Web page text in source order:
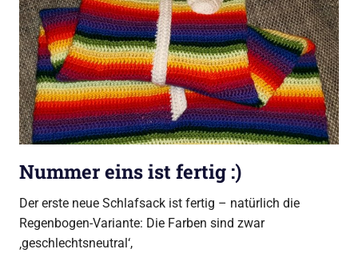
Nummer eins ist fertig :)
Der erste neue Schlafsack ist fertig – natürlich die
Regenbogen-Variante: Die Farben sind zwar
‚geschlechtsneutral‘,